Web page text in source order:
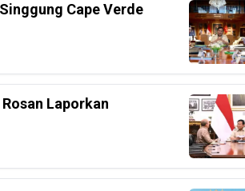
Cape Verde
Laporkan